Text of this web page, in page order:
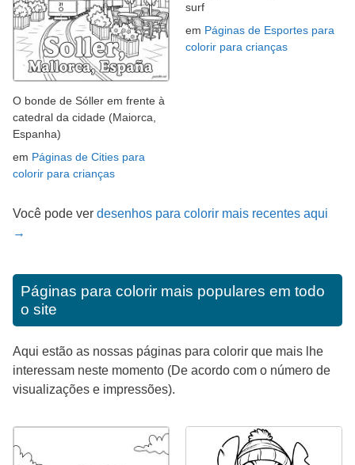
O bonde de Sóller em frente à
catedral da cidade (Maiorca,
Espanha)
em Páginas de Cities para
colorir para crianças
surf
em Páginas de Esportes para
colorir para crianças
Você pode ver desenhos para colorir mais recentes aqui
→
Páginas para colorir mais populares em todo
o site
Aqui estão as nossas páginas para colorir que mais lhe
interessam neste momento (De acordo com o número de
visualizações e impressões).